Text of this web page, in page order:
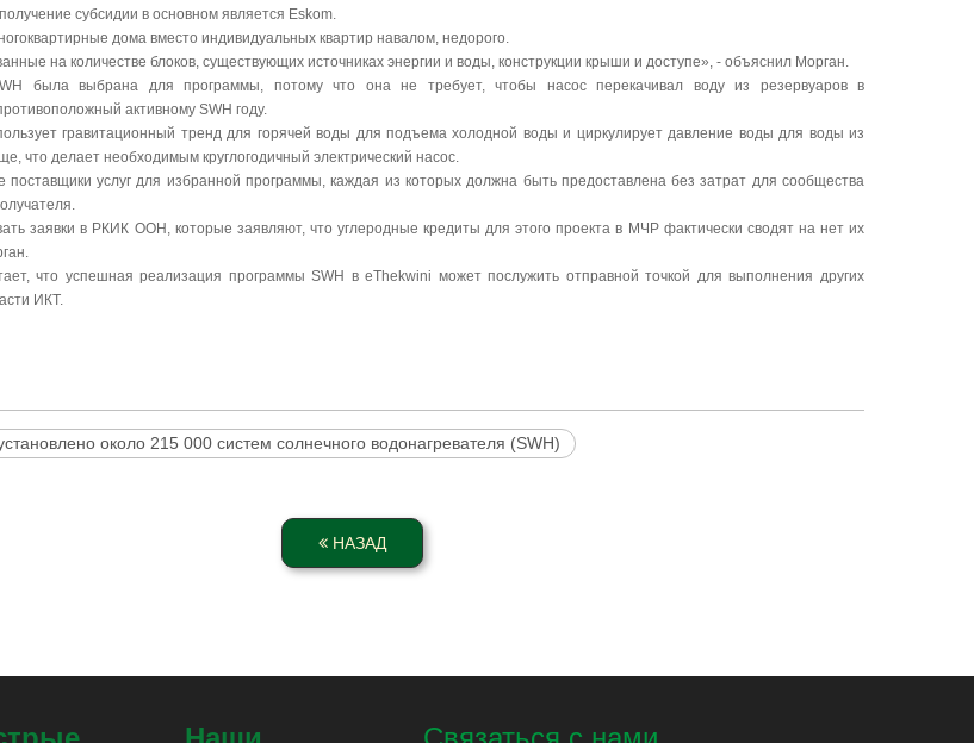
субсидии в основном является Eskom.
дома вместо индивидуальных квартир навалом, недорого.
на количестве блоков, существующих источниках энергии и воды, конструкции крыши и доступе», - объяснил Морган.
была выбрана для программы, потому что она не требует, чтобы насос перекачивал воду из резервуаров в
активному SWH году.
гравитационный тренд для горячей воды для подъема холодной воды и циркулирует давление воды для воды из
что делает необходимым круглогодичный электрический насос.
услуг для избранной программы, каждая из которых должна быть предоставлена ​​без затрат для сообщества
заявки в РКИК ООН, которые заявляют, что углеродные кредиты для этого проекта в МЧР фактически сводят на нет их
что успешная реализация программы SWH в eThekwini может послужить отправной точкой для выполнения других
ИКТ.
около 215 000 систем солнечного водонагревателя (SWH)
НАЗАД